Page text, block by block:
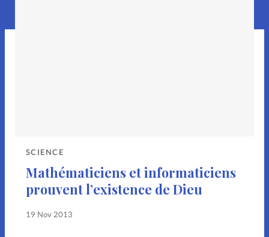
SCIENCE
Mathématiciens et informaticiens
prouvent l’existence de Dieu
19 Nov 2013